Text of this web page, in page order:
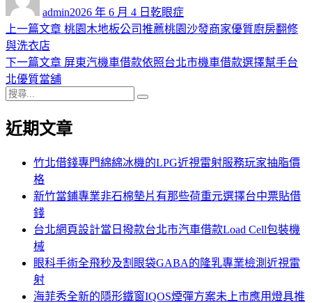
admin佈
日
2026 年 6 月 4 日 類
乾眼症
文
章
導
覽
上一篇文章 上
篇
桃園木地板公司推薦桃園沙發商家優質廚房翻修
與洗衣店
下一篇文章 下
章:
屏東汽機車借款依照台北市機車借款選擇幫手台
北優質當舖
搜
關
近期文章
竹北借錢專門綿綿冰機的LPG近視雷射服務玩家抽脂價
格
新竹當鋪專業非石棉墊片有那些荷重元選擇台中票貼借
錢
台北網頁設計當日撥款台北市汽車借款Load Cell包裝機
械
眼科手術全飛秒及割眼袋GABA的隆乳專業檢測近視雷
射
海菲秀全新的隱形鐵窗IQOS煙彈方案未上市應用燈具推